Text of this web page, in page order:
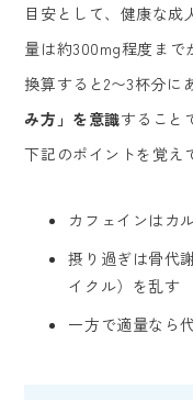
目安として、健康な成
量は約300mg程度まで
換算すると2〜3杯分に
み方」を意識すること
下記のポイントを覚え
カフェインはカ
摂り過ぎは骨代
イクル）を乱す
一方で適量なら